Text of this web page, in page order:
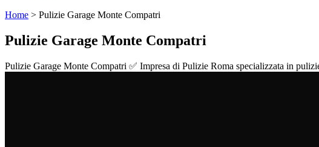
Home > Pulizie Garage Monte Compatri
Pulizie Garage Monte Compatri
Pulizie Garage Monte Compatri ✅ Impresa di Pulizie Roma specializzata in